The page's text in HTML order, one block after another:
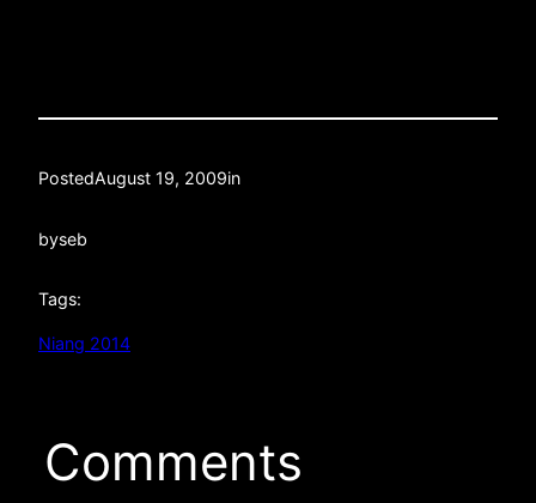
PostedAugust 19, 2009in
byseb
Tags:
Niang 2014
Comments